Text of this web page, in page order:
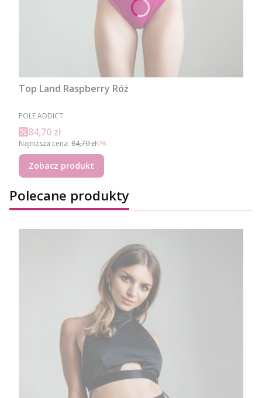
Top Land Raspberry Róż
PRODUCENT
POLE ADDICT
Cena promocyjna
84,70 zł
Najniższa cena: 84,70 zł0%
Zobacz produkt
Polecane produkty